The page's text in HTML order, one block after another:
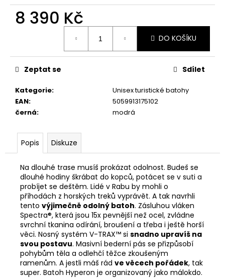
8 390 Kč
DO KOŠÍKU
Kategorie:
Unisex turistické batohy
EAN:
5059913175102
černá: modrá
Zeptat se Sdílet
Popis Diskuze
Na dlouhé trase musíš prokázat odolnost. Budeš se
dlouhé hodiny škrábat do kopců, potácet se v suti a
probíjet se deštěm. Lidé v Rabu by mohli o
příhodách z horských treků vyprávět. A tak navrhli
tento výjimečně odolný batoh. Zásluhou vláken
Spectra®, která jsou 15x pevnější než ocel, zvládne
svrchní tkanina odírání, broušení a třeba i ještě horší
věci. Nosný systém V-TRAX™ si snadno upravíš na
svou postavu. Masivní bederní pás se přizpůsobí
pohybům těla a odlehčí těžce zkoušeným
ramenům. A jestli máš rád ve věcech pořádek, tak
super. Batoh Hyperon je organizovaný jako málokdo.
u
u
m
e
RIEKER
44760-
35
998